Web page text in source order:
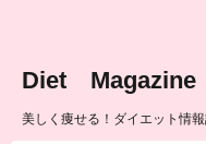
Diet Magazine
美しく痩せる！ダイエット情